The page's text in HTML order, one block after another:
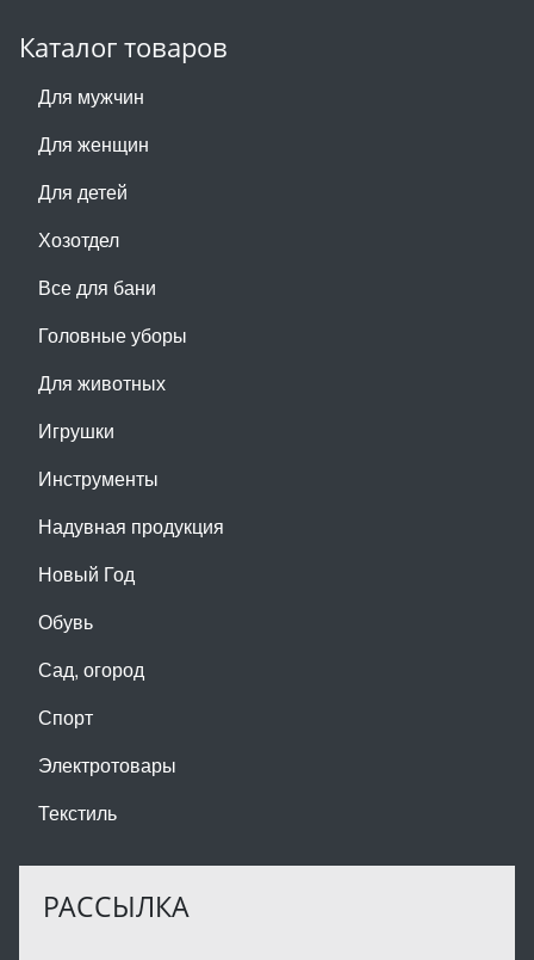
Каталог товаров
Для мужчин
Для женщин
Для детей
Хозотдел
Все для бани
Головные уборы
Для животных
Игрушки
Инструменты
Надувная продукция
Новый Год
Обувь
Сад, огород
Спорт
Электротовары
Текстиль
РАССЫЛКА